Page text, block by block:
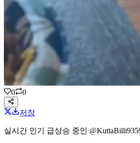
0 0
저장
실시간 인기 급상승 중인